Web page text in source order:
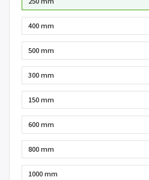
400 mm
500 mm
300 mm
150 mm
600 mm
800 mm
1000 mm